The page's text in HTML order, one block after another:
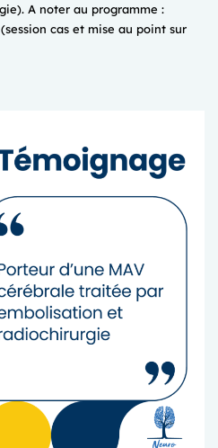
A noter au programme :
cas et mise au point sur